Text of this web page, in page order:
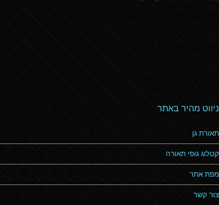
ניווט מהיר באתר
תאורת גן
קטלוג גופי תאורה
מפת אתר
צור קשר